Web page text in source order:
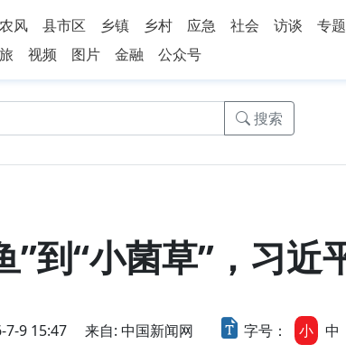
风 县市区 乡镇 乡村 应急 社会 访谈 专题
视频 图片 金融 公众号
搜索
”到“小菌草”，习近
7-9 15:47 来自: 中国新闻网 字号： 小 中